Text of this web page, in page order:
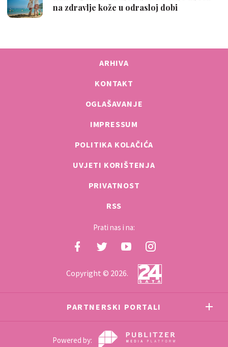
ARHIVA
KONTAKT
OGLAŠAVANJE
IMPRESSUM
POLITIKA KOLAČIĆA
UVJETI KORIŠTENJA
PRIVATNOST
RSS
Prati nas i na:
Copyright © 2026.
PARTNERSKI PORTALI
Powered by: